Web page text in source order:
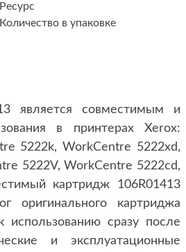
Ресурс
Количество в упаковке
является совместимым и
в принтерах Xerox:
5222k, WorkCentre 5222xd,
5222V, WorkCentre 5222cd,
картридж 106R01413
оригинального картриджа
использованию сразу после
и эксплуатационные